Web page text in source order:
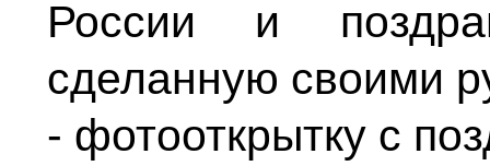
России и
сделанную своими
- фотооткрытку с